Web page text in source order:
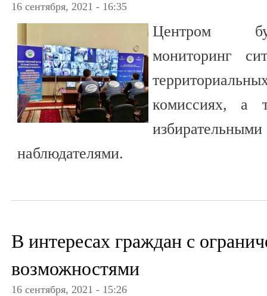
16 сентября, 2021 - 16:35
Центром
мониторинг
комиссиях, а
наблюдателями.
В интересах граждан с
возможностями
16 сентября, 2021 - 15:26